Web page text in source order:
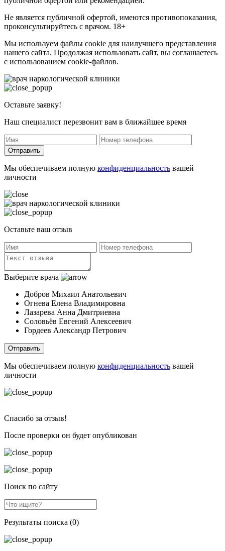
Не является публичной офертой, имеются противопоказания,
проконсультируйтесь с врачом. 18+
Мы используем файлы cookie для наилучшего представления
нашего сайта. Продолжая использовать сайт, вы соглашаетесь
с использованием cookie-файлов.
Оставьте заявку!
Наш специалист перезвонит вам в ближайшее время
Отправить
Мы обеспечиваем полную конфиденциальность вашей
личности
Оставьте ваш отзыв
Выберите врача
Добров Михаил Анатольевич
Огнева Елена Владимировна
Лазарева Анна Дмитриевна
Соловьёв Евгений Алексеевич
Гордеев Александр Петрович
Отправить
Мы обеспечиваем полную конфиденциальность вашей
личности
Спасибо за отзыв!
После проверки он будет опубликован
Поиск по сайту
Результаты поиска (0)